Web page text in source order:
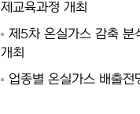
제교육과정 개최
제5차 온실가스 감축 분
개최
업종별 온실가스 배출전